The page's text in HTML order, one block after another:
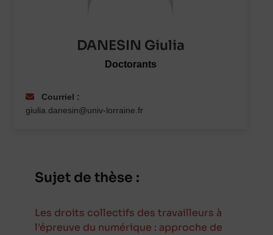
DANESIN Giulia
Doctorants
Courriel :
giulia.danesin@univ-lorraine.fr
Sujet de thèse :
Les droits collectifs des travailleurs à
l'épreuve du numérique : approche de